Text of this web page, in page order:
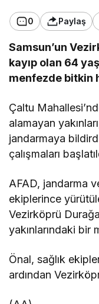
0 Paylaş
Samsun’un
kayıp olan 64
menfezde bitkin
Çaltu
alamayan
jandarmaya
çalışmaları
AFAD, jandarma
ekiplerince
Vezirköprü
yakınlarındaki bir
Önal, sağlık
ardından